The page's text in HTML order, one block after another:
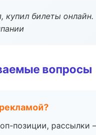
купил билеты онлайн.
вопросы
позиции, рассылки